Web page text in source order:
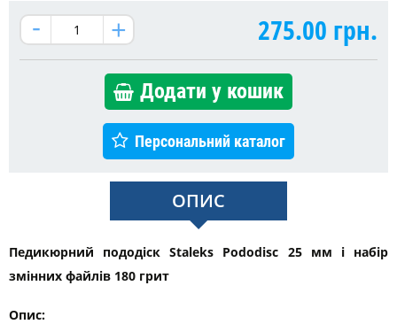
275.00 грн.
Додати у кошик
Персональний каталог
ОПИС
Педикюрний пододіск Staleks Pododisc 25 мм і набір
змінних файлів 180 грит
Опис: